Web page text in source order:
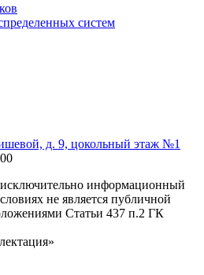
систем
д. 9, цокольный этаж №1
информационный
не является публичной
Статьи 437 п.2 ГК